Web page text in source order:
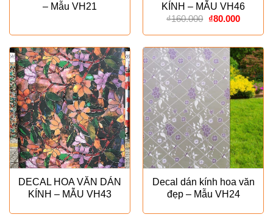
– Mẫu VH21
KÍNH – MẪU VH46
₫160.000 Giá
là:
₫160.000.
₫80.000Giá
tại
là:
₫80.000.
DECAL HOA VĂN DÁN
KÍNH – MẪU VH43
Decal dán kính hoa văn
đẹp – Mẫu VH24